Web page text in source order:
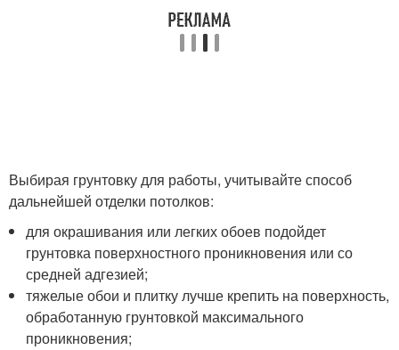
Выбирая грунтовку для работы, учитывайте способ
дальнейшей отделки потолков:
для окрашивания или легких обоев подойдет
грунтовка поверхностного проникновения или со
средней адгезией;
тяжелые обои и плитку лучше крепить на поверхность,
обработанную грунтовкой максимального
проникновения;